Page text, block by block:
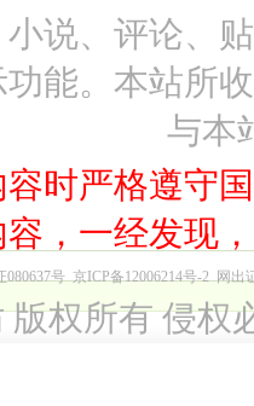
说、评论、
功能。本站所
与本
时严格遵守
，一经发现
080637号 京ICP备12006214号-2 网出
版权所有 侵权